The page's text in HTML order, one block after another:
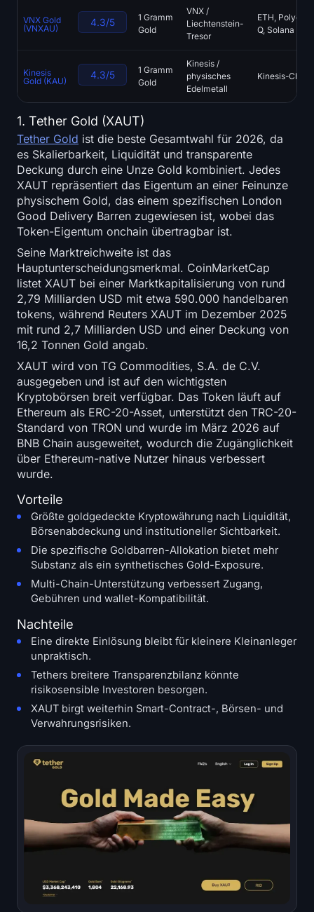
VNX Gold
(VNXAU)
4.3/5
1 Gramm
Gold
VNX /
Liechtenstein-
Tresor
ETH, Polygon,
Q, Solana
Kinesis
Gold (KAU)
4.3/5
1 Gramm
Gold
Kinesis /
physisches
Edelmetall
Kinesis-Chain
1. Tether Gold (XAUT)
Tether Gold ist die beste Gesamtwahl für 2026, da
es Skalierbarkeit, Liquidität und transparente
Deckung durch eine Unze Gold kombiniert. Jedes
XAUT repräsentiert das Eigentum an einer Feinunze
physischem Gold, das einem spezifischen London
Good Delivery Barren zugewiesen ist, wobei das
Token-Eigentum onchain übertragbar ist.
Seine Marktreichweite ist das
Hauptunterscheidungsmerkmal. CoinMarketCap
listet XAUT bei einer Marktkapitalisierung von rund
2,79 Milliarden USD mit etwa 590.000 handelbaren
tokens, während Reuters XAUT im Dezember 2025
mit rund 2,7 Milliarden USD und einer Deckung von
16,2 Tonnen Gold angab.
XAUT wird von TG Commodities, S.A. de C.V.
ausgegeben und ist auf den wichtigsten
Kryptobörsen breit verfügbar. Das Token läuft auf
Ethereum als ERC-20-Asset, unterstützt den TRC-20-
Standard von TRON und wurde im März 2026 auf
BNB Chain ausgeweitet, wodurch die Zugänglichkeit
über Ethereum-native Nutzer hinaus verbessert
wurde.
Vorteile
Größte goldgedeckte Kryptowährung nach Liquidität,
Börsenabdeckung und institutioneller Sichtbarkeit.
Die spezifische Goldbarren-Allokation bietet mehr
Substanz als ein synthetisches Gold-Exposure.
Multi-Chain-Unterstützung verbessert Zugang,
Gebühren und wallet-Kompatibilität.
Nachteile
Eine direkte Einlösung bleibt für kleinere Kleinanleger
unpraktisch.
Tethers breitere Transparenzbilanz könnte
risikosensible Investoren besorgen.
XAUT birgt weiterhin Smart-Contract-, Börsen- und
Verwahrungsrisiken.